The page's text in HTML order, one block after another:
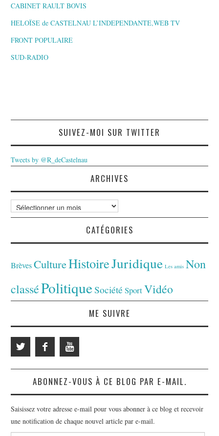
CABINET RAULT BOVIS
HELOÏSE de CASTELNAU L’INDEPENDANTE,WEB TV
FRONT POPULAIRE
SUD-RADIO
SUIVEZ-MOI SUR TWITTER
Tweets by @R_deCastelnau
ARCHIVES
Archives
CATÉGORIES
Brèves CultureHistoireJuridique Les amis Non
classéPolitiqueSociété SportVidéo
ME SUIVRE
ABONNEZ-VOUS À CE BLOG PAR E-MAIL.
Saisissez votre adresse e-mail pour vous abonner à ce blog et recevoir
une notification de chaque nouvel article par e-mail.